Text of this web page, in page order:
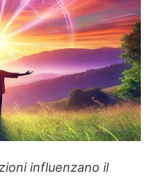
influenzano il